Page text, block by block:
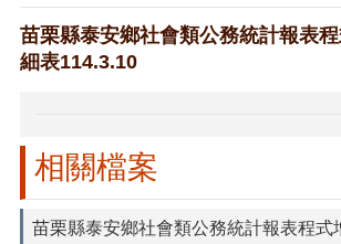
苗栗縣泰安鄉社會類公務統計報表
細表114.3.10
相關檔案
苗栗縣泰安鄉社會類公務統計報表程式